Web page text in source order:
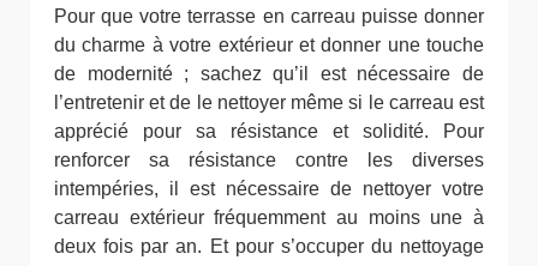
Pour que votre terrasse en carreau puisse donner
du charme à votre extérieur et donner une touche
de modernité ; sachez qu’il est nécessaire de
l’entretenir et de le nettoyer même si le carreau est
apprécié pour sa résistance et solidité. Pour
renforcer sa résistance contre les diverses
intempéries, il est nécessaire de nettoyer votre
carreau extérieur fréquemment au moins une à
deux fois par an. Et pour s’occuper du nettoyage